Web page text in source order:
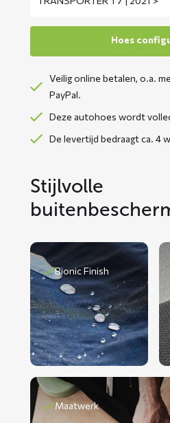
Veilig online betalen, o.a.
PayPal.
Deze autohoes wordt
De levertijd bedraagt ca. 4
Stijlvolle
Bionic Finish
Maatwerk